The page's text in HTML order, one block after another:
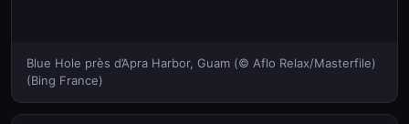
Blue Hole près d’Apra Harbor, Guam (© Aflo Relax/Masterfile)
(Bing France)